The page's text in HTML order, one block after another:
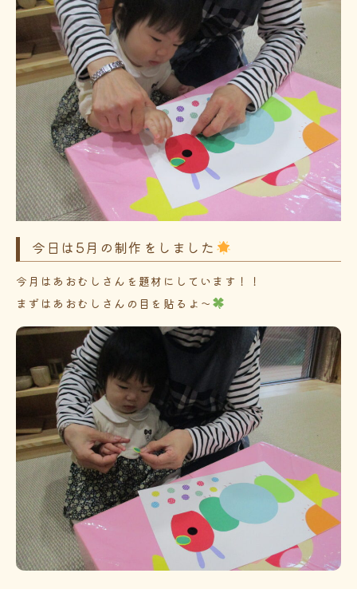
今日は5月の制作をしました
今月はあおむしさんを題材にしています！！
まずはあおむしさんの目を貼るよ～